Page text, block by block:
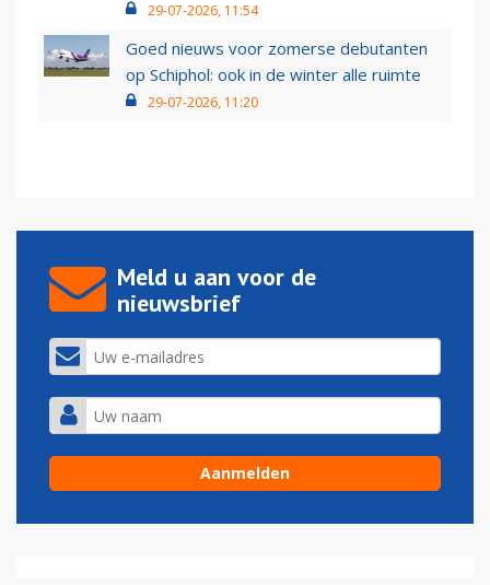
29-07-2026, 11:54
Goed nieuws voor zomerse debutanten
op Schiphol: ook in de winter alle ruimte
29-07-2026, 11:20
Meld u aan voor de
nieuwsbrief